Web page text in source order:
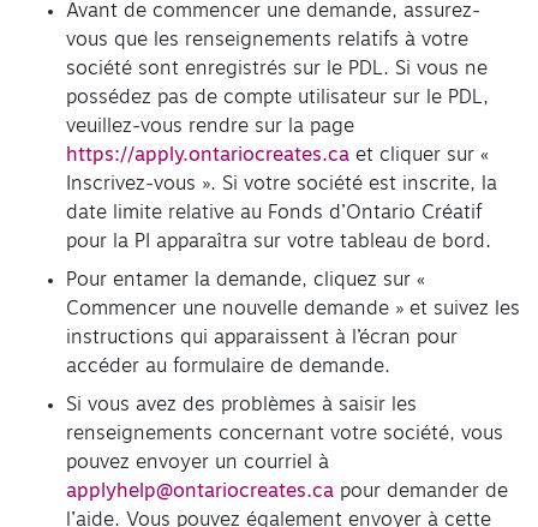
Avant de commencer une demande, assurez-
vous que les renseignements relatifs à votre
société sont enregistrés sur le PDL. Si vous ne
possédez pas de compte utilisateur sur le PDL,
veuillez-vous rendre sur la page
https://apply.ontariocreates.ca et cliquer sur «
Inscrivez-vous ». Si votre société est inscrite, la
date limite relative au Fonds d’Ontario Créatif
pour la PI apparaîtra sur votre tableau de bord.
Pour entamer la demande, cliquez sur «
Commencer une nouvelle demande » et suivez les
instructions qui apparaissent à l’écran pour
accéder au formulaire de demande.
Si vous avez des problèmes à saisir les
renseignements concernant votre société, vous
pouvez envoyer un courriel à
applyhelp@ontariocreates.ca pour demander de
l’aide. Vous pouvez également envoyer à cette